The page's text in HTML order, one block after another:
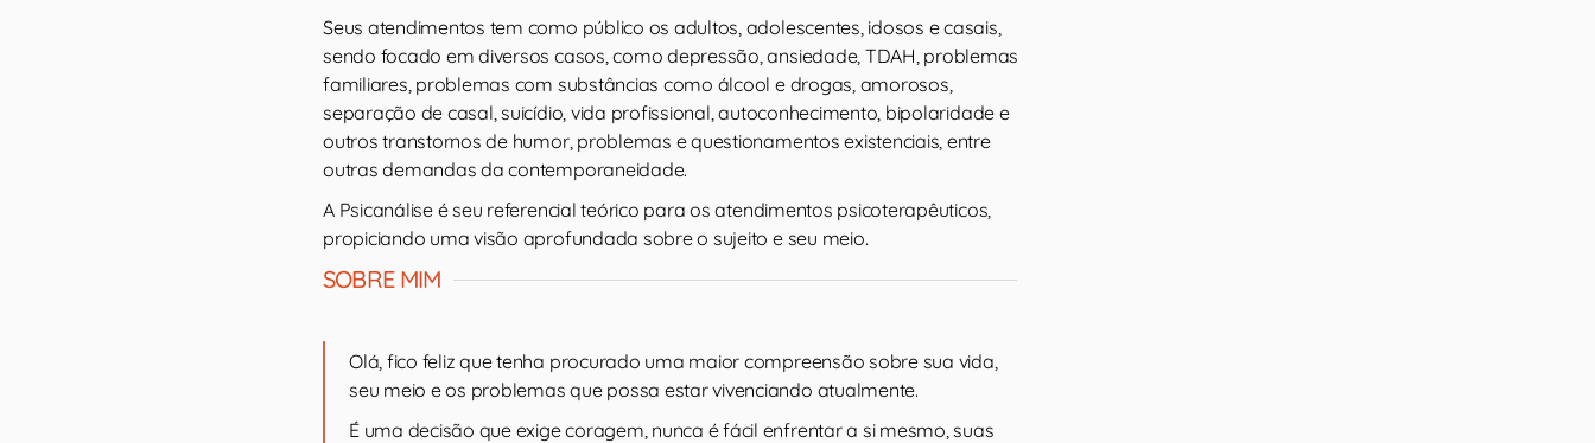
Seus atendimentos tem como público os adultos, adolescentes, idosos e casais,
sendo focado em diversos casos, como depressão, ansiedade, TDAH, problemas
familiares, problemas com substâncias como álcool e drogas, amorosos,
separação de casal, suicídio, vida profissional, autoconhecimento, bipolaridade e
outros transtornos de humor, problemas e questionamentos existenciais, entre
outras demandas da contemporaneidade.
A Psicanálise é seu referencial teórico para os atendimentos psicoterapêuticos,
propiciando uma visão aprofundada sobre o sujeito e seu meio.
SOBRE MIM
Olá, fico feliz que tenha procurado uma maior compreensão sobre sua vida,
seu meio e os problemas que possa estar vivenciando atualmente.
É uma decisão que exige coragem, nunca é fácil enfrentar a si mesmo, suas